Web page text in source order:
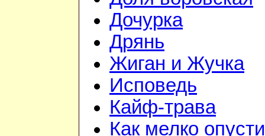
Дочурка
Дрянь
Жиган и Жучка
Исповедь
Кайф-трава
Как мелко